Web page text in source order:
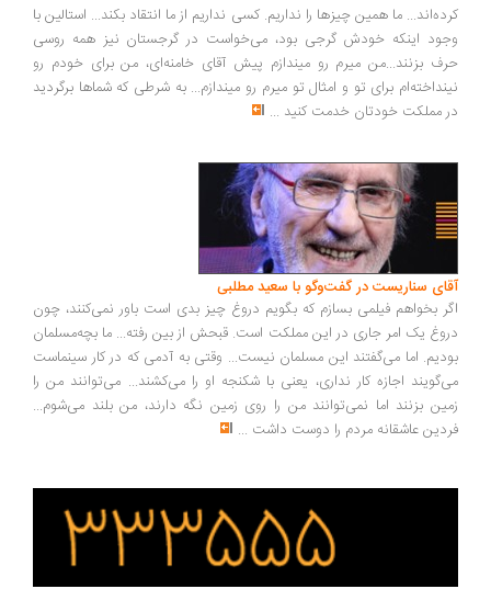
ما همین چیزها را نداریم. کسی نداریم از ما انتقاد بکند... استالین با
اینکه خودش گرجی بود، می‌خواست در گرجستان نیز همه روسی
بزنند...من میرم رو میندازم پیش آقای خامنه‌ای، من برای خودم رو
برای تو و امثال تو میرم رو میندازم... به شرطی که شماها برگردید
مملکت خودتان خدمت کنید...
سناریست در گفت‌وگو با سعید مطلبی
بخواهم فیلمی بسازم که بگویم دروغ چیز بدی است باور نمی‌کنند، چون
یک امر جاری در این مملکت است. قبحش از بین رفته... ما بچه‌مسلمان
اما می‌گفتند این مسلمان نیست... وقتی به آدمی که در کار سینماست
اجازه کار نداری، یعنی با شکنجه او را می‌کشند... می‌توانند من را
بزنند اما نمی‌توانند من را روی زمین نگه دارند، من بلند می‌شوم...
عاشقانه مردم را دوست داشت ...